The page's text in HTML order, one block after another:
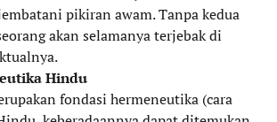
pikiran awam. Tanpa kedua
akan selamanya terjebak di
Hindu
fondasi hermeneutika (cara